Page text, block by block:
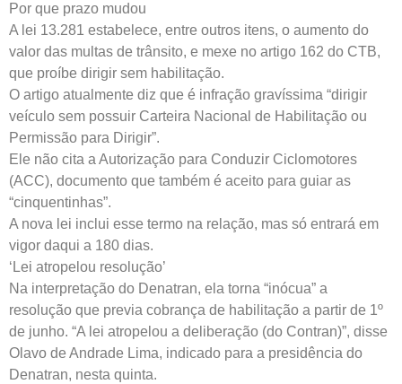
Por que prazo mudou
A lei 13.281 estabelece, entre outros itens, o aumento do
valor das multas de trânsito, e mexe no artigo 162 do CTB,
que proíbe dirigir sem habilitação.
O artigo atualmente diz que é infração gravíssima “dirigir
veículo sem possuir Carteira Nacional de Habilitação ou
Permissão para Dirigir”.
Ele não cita a Autorização para Conduzir Ciclomotores
(ACC), documento que também é aceito para guiar as
“cinquentinhas”.
A nova lei inclui esse termo na relação, mas só entrará em
vigor daqui a 180 dias.
‘Lei atropelou resolução’
Na interpretação do Denatran, ela torna “inócua” a
resolução que previa cobrança de habilitação a partir de 1º
de junho. “A lei atropelou a deliberação (do Contran)”, disse
Olavo de Andrade Lima, indicado para a presidência do
Denatran, nesta quinta.